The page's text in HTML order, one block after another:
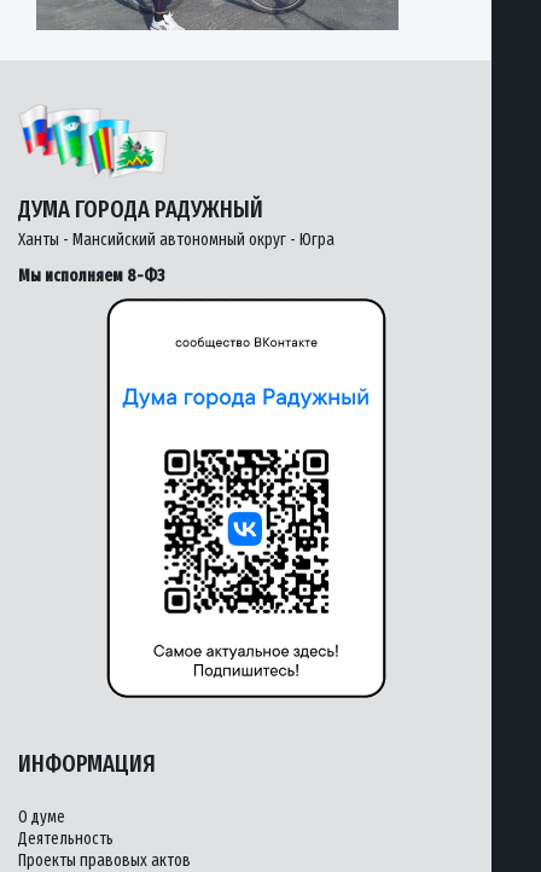
ДУМА ГОРОДА РАДУЖНЫЙ
Ханты - Мансийский автономный округ - Югра
Мы исполняем 8-ФЗ
ИНФОРМАЦИЯ
О думе
Деятельность
Проекты правовых актов